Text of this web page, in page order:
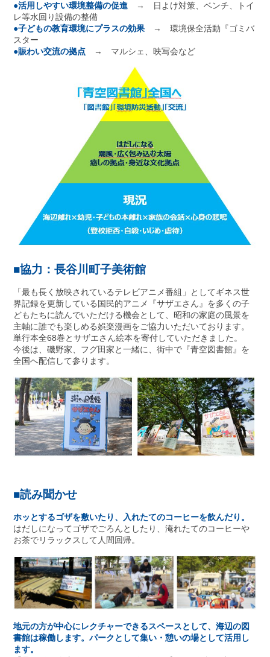
●活用しやすい環境整備の促進 → 日よけ対策、ベンチ、トイ
レ等水回り設備の整備
●子どもの教育環境にプラスの効果 → 環境保全活動『ゴミバ
スター
●賑わい交流の拠点 → マルシェ、映写会など
■協力：長谷川町子美術館
「最も長く放映されているテレビアニメ番組」としてギネス世
界記録を更新している国民的アニメ『サザエさん』を多くの子
どもたちに読んでいただける機会として、昭和の家庭の風景を
主軸に誰でも楽しめる娯楽漫画をご協力いただいております。
単行本全68巻とサザエさん絵本を寄付していただきました。
今後は、磯野家、フグ田家と一緒に、街中で『青空図書館』を
全国へ配信して参ります。
■読み聞かせ
ホッとするゴザを敷いたり、入れたてのコーヒーを飲んだり。
はだしになってゴザでごろんとしたり、淹れたてのコーヒーや
お茶でリラックスして人間回帰。
地元の方が中心にレクチャーできるスペースとして、海辺の図
書館は稼働します。パークとして集い・憩いの場として活用し
ます。